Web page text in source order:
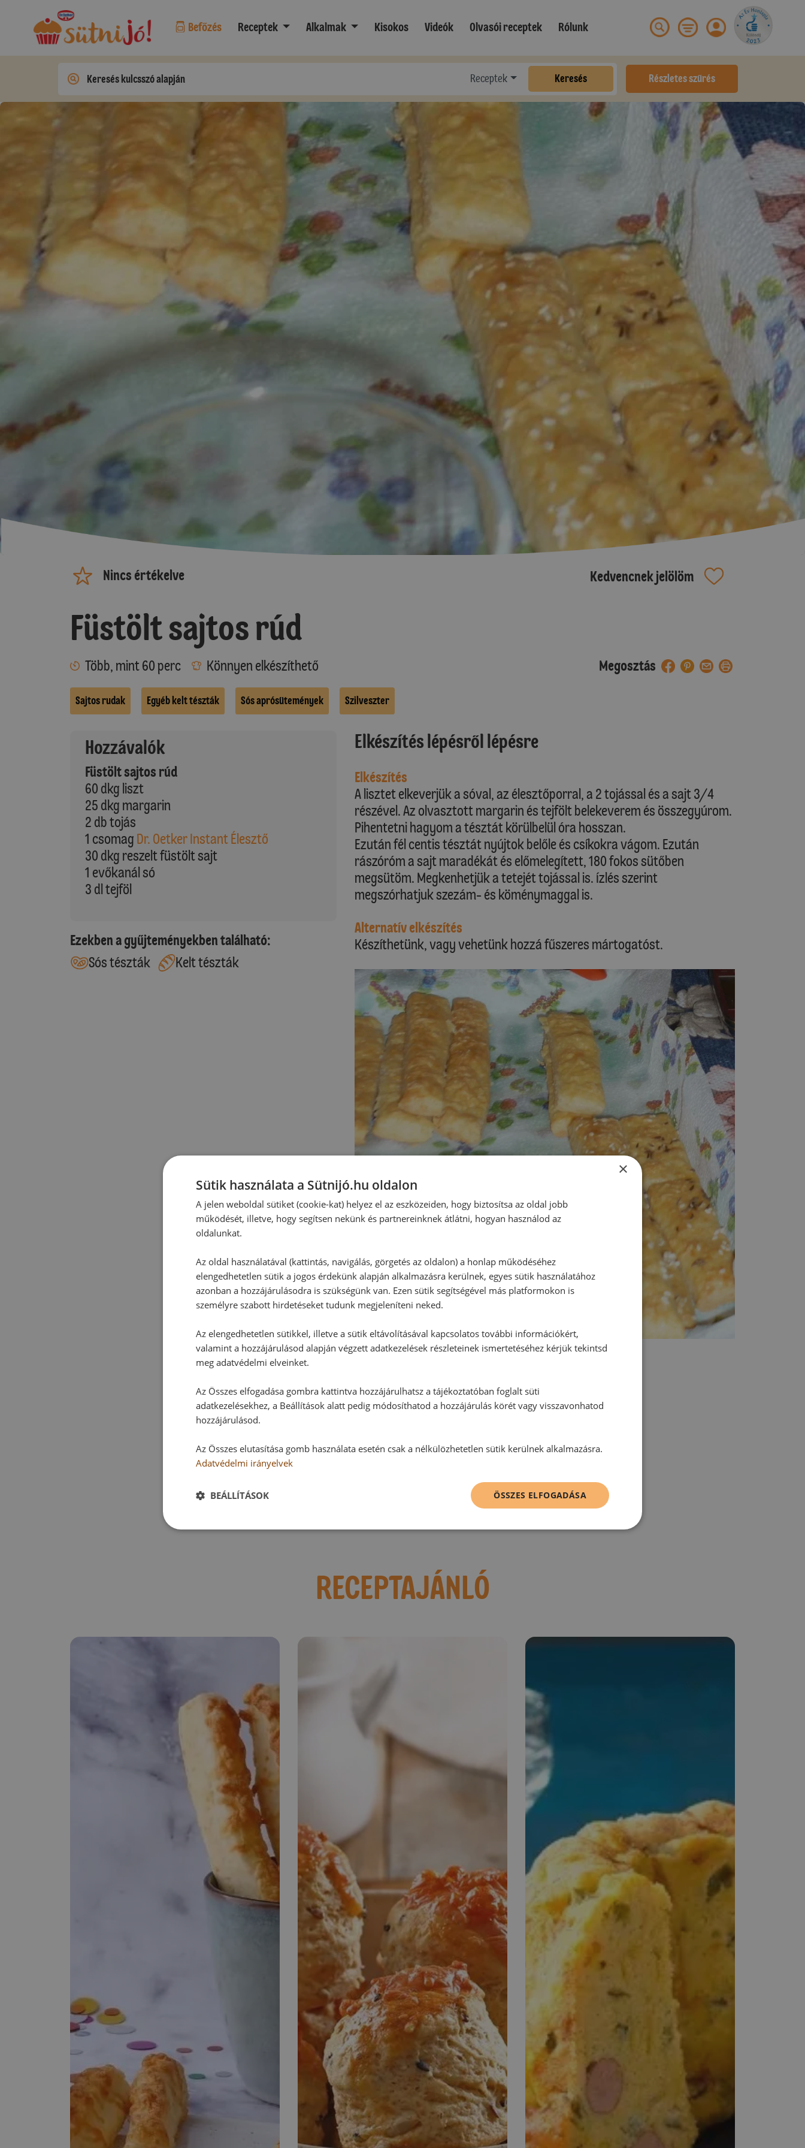
Befőzés Receptek Alkalmak Kisokos Videók Olvasói receptek Rólunk
Receptek Keresés Részletes szűrés
Nincs értékelve Kedvencnek jelölöm
Füstölt sajtos rúd
Több, mint 60 perc Könnyen elkészíthető Megosztás
Sajtos rudak Egyéb kelt tészták Sós aprósütemények Szilveszter
Hozzávalók
Füstölt sajtos rúd
60 dkg liszt
25 dkg margarin
2 db tojás
1 csomag Dr. Oetker Instant Élesztő
30 dkg reszelt füstölt sajt
1 evőkanál só
3 dl tejföl
Ezekben a gyűjteményekben található:
Sós tészták
Kelt tészták
Elkészítés lépésről lépésre
Elkészítés
A lisztet elkeverjük a sóval, az élesztőporral, a 2 tojással és a sajt 3/4
részével. Az olvasztott margarin és tejfölt belekeverem és összegyúrom.
Pihentetni hagyom a tésztát körülbelül óra hosszan.
Ezután fél centis tésztát nyújtok belőle és csíkokra vágom. Ezután
rászóróm a sajt maradékát és előmelegített, 180 fokos sütőben
megsütöm. Megkenhetjük a tetejét tojással is. Ízlés szerint
megszórhatjuk szezám- és köménymaggal is.
Alternatív elkészítés
Készíthetünk, vagy vehetünk hozzá fűszeres mártogatóst.
Hozzászólások
Hozzászólás írása
RECEPTAJÁNLÓ
×
Sütik használata a Sütnijó.hu oldalon
A jelen weboldal sütiket (cookie-kat) helyez el az eszközeiden, hogy biztosítsa az oldal jobb
működését, illetve, hogy segítsen nekünk és partnereinknek átlátni, hogyan használod az
oldalunkat.
Az oldal használatával (kattintás, navigálás, görgetés az oldalon) a honlap működéséhez
elengedhetetlen sütik a jogos érdekünk alapján alkalmazásra kerülnek, egyes sütik használatához
azonban a hozzájárulásodra is szükségünk van. Ezen sütik segítségével más platformokon is
személyre szabott hirdetéseket tudunk megjeleníteni neked.
Az elengedhetetlen sütikkel, illetve a sütik eltávolításával kapcsolatos további információkért,
valamint a hozzájárulásod alapján végzett adatkezelések részleteinek ismertetéséhez kérjük tekintsd
meg adatvédelmi elveinket.
Az Összes elfogadása gombra kattintva hozzájárulhatsz a tájékoztatóban foglalt süti
adatkezelésekhez, a Beállítások alatt pedig módosíthatod a hozzájárulás körét vagy visszavonhatod
hozzájárulásod.
Az Összes elutasítása gomb használata esetén csak a nélkülözhetetlen sütik kerülnek alkalmazásra.
Adatvédelmi irányelvek
ÖSSZES ELFOGADÁSA
BEÁLLÍTÁSOK